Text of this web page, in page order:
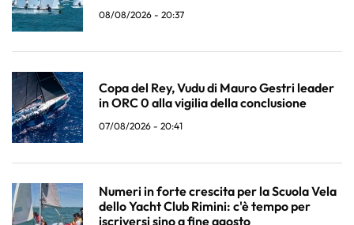
08/08/2026 - 20:37
Copa del Rey, Vudu di Mauro Gestri leader
in ORC 0 alla vigilia della conclusione
07/08/2026 - 20:41
Numeri in forte crescita per la Scuola Vela
dello Yacht Club Rimini: c'è tempo per
iscriversi sino a fine agosto